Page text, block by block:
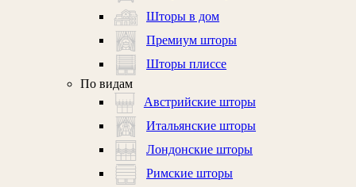
Шторы в дом
Премиум шторы
Шторы плиссе
По видам
Австрийские шторы
Итальянские шторы
Лондонские шторы
Римские шторы